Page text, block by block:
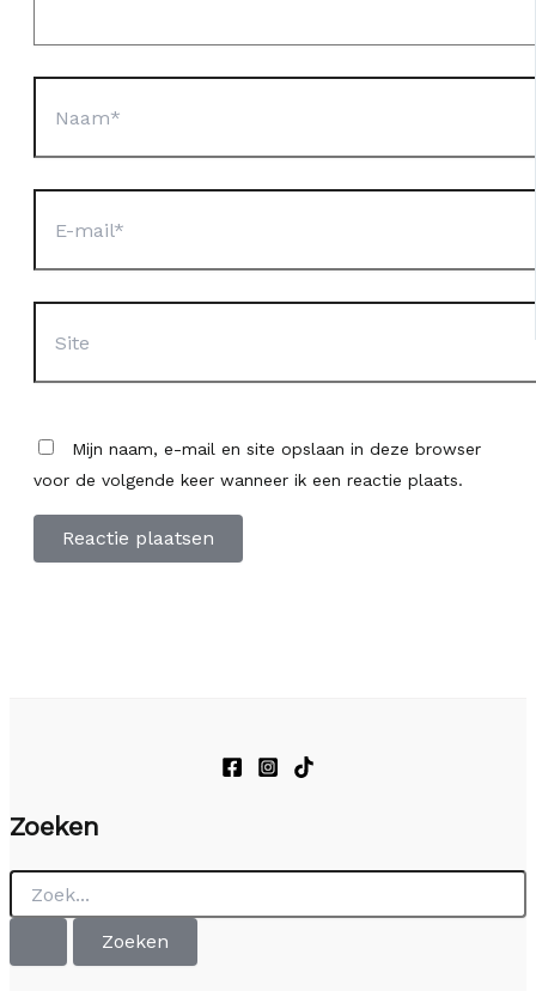
mail*
Mijn naam, e-mail en site opslaan in deze browser
voor de volgende keer wanneer ik een reactie plaats.
Zoeken
Zoek
naar: